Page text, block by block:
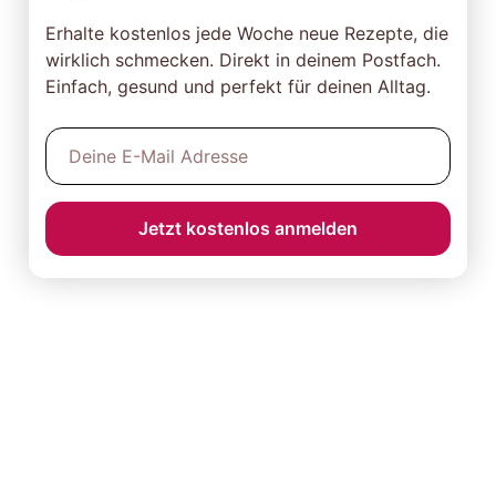
Erhalte kostenlos jede Woche neue Rezepte, die
wirklich schmecken. Direkt in deinem Postfach.
Einfach, gesund und perfekt für deinen Alltag.
Jetzt kostenlos anmelden